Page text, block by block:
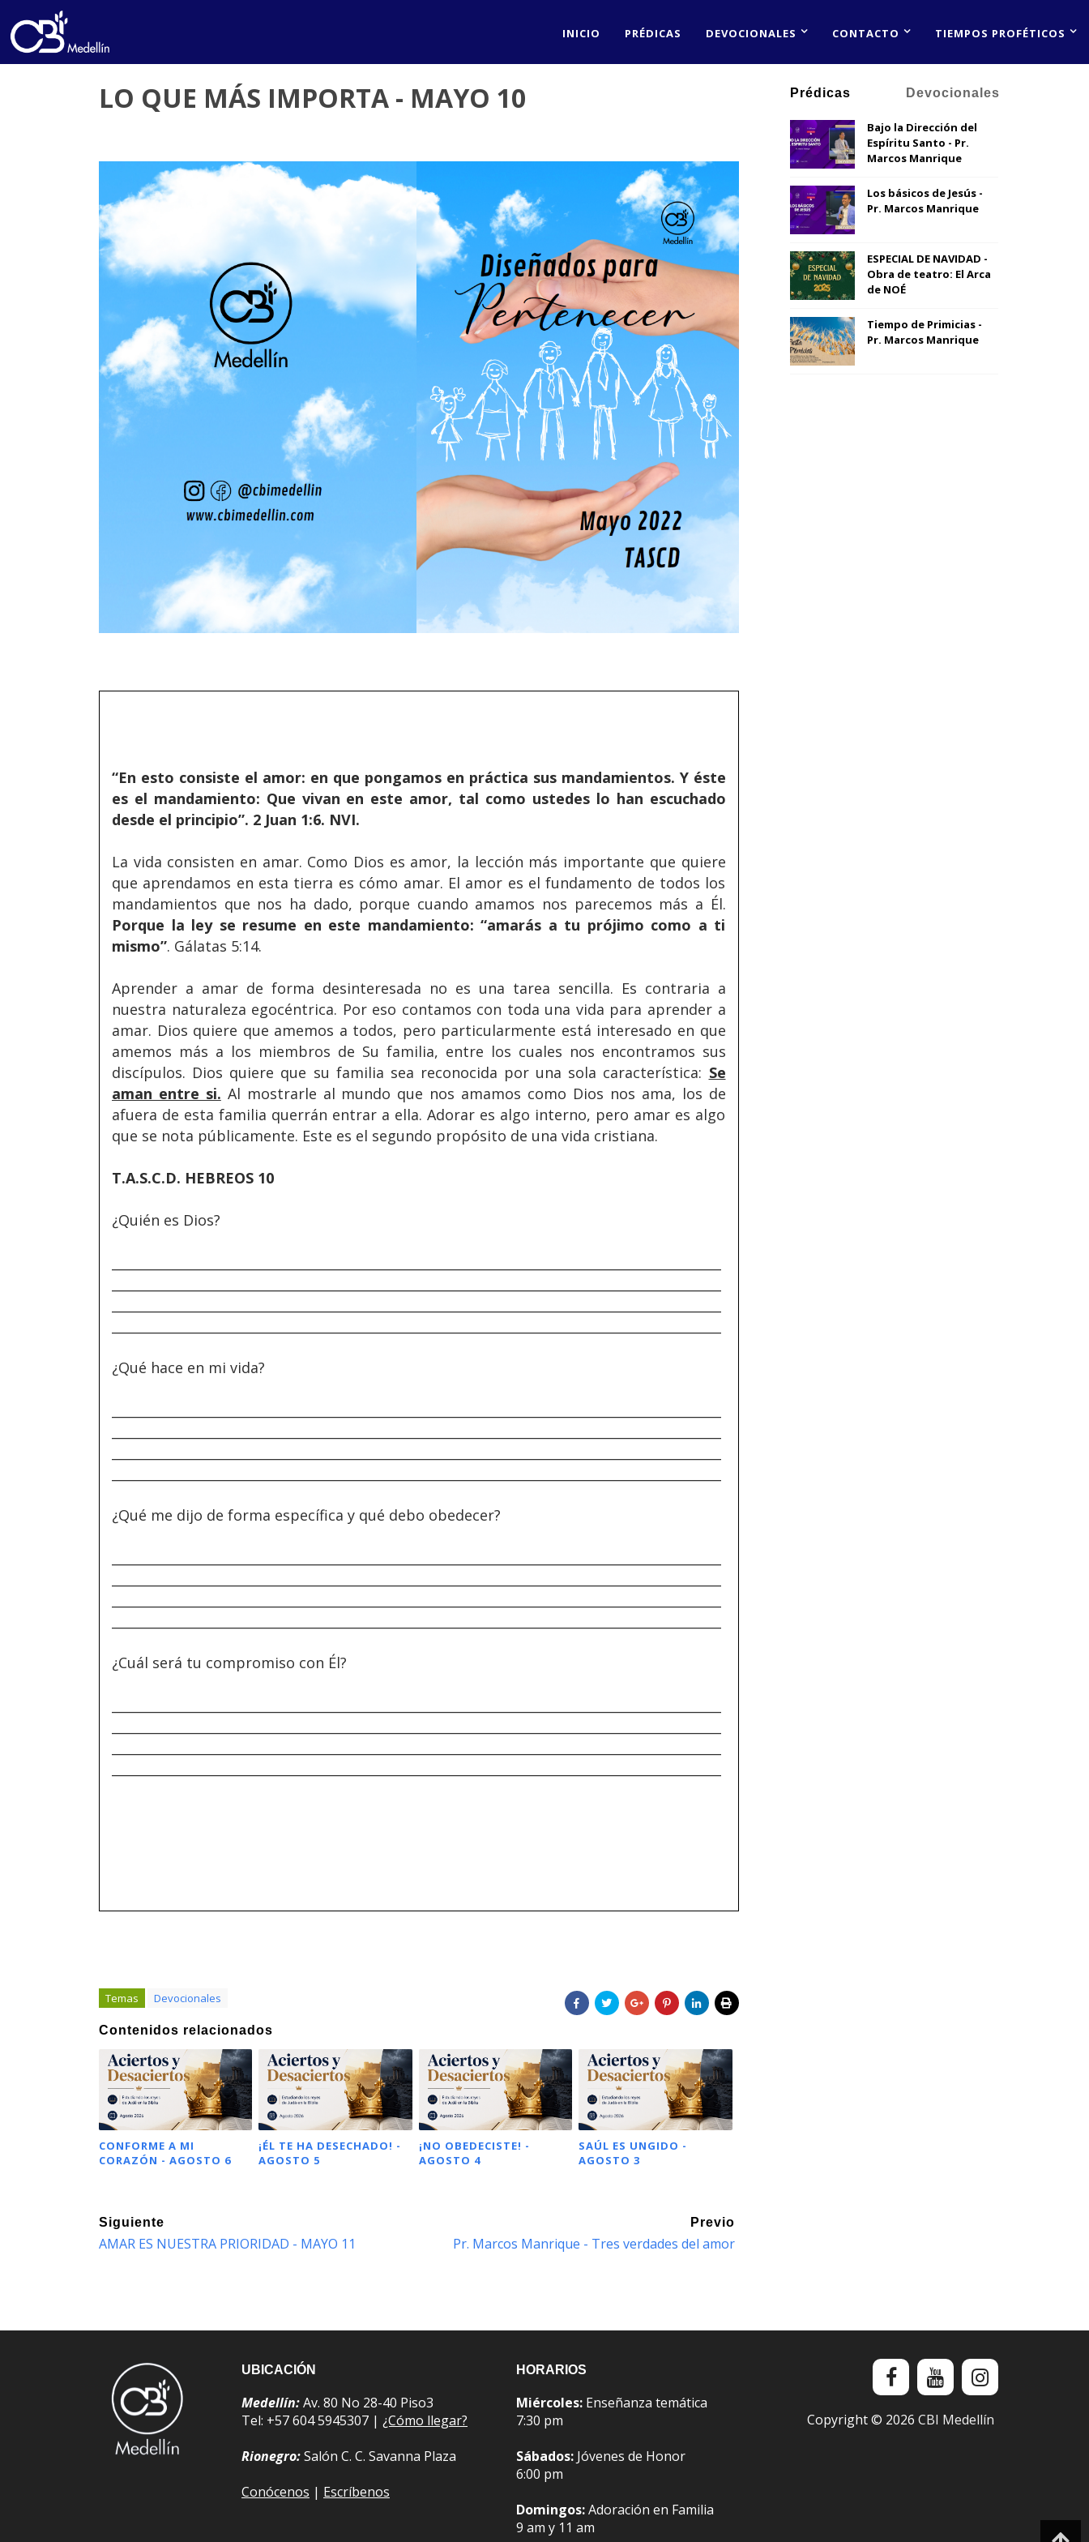
INICIO PRÉDICAS DEVOCIONALES CONTACTO TIEMPOS PROFÉTICOS
LO QUE MÁS IMPORTA - MAYO 10
“En esto consiste el amor: en que pongamos en práctica sus mandamientos. Y éste
es el mandamiento: Que vivan en este amor, tal como ustedes lo han escuchado
desde el principio”. 2 Juan 1:6. NVI.
La vida consisten en amar. Como Dios es amor, la lección más importante que quiere
que aprendamos en esta tierra es cómo amar. El amor es el fundamento de todos los
mandamientos que nos ha dado, porque cuando amamos nos parecemos más a Él.
Porque la ley se resume en este mandamiento: “amarás a tu prójimo como a ti
mismo”. Gálatas 5:14.
Aprender a amar de forma desinteresada no es una tarea sencilla. Es contraria a
nuestra naturaleza egocéntrica. Por eso contamos con toda una vida para aprender a
amar. Dios quiere que amemos a todos, pero particularmente está interesado en que
amemos más a los miembros de Su familia, entre los cuales nos encontramos sus
discípulos. Dios quiere que su familia sea reconocida por una sola característica: Se
aman entre si. Al mostrarle al mundo que nos amamos como Dios nos ama, los de
afuera de esta familia querrán entrar a ella. Adorar es algo interno, pero amar es algo
que se nota públicamente. Este es el segundo propósito de una vida cristiana.
T.A.S.C.D. HEBREOS 10
¿Quién es Dios?
¿Qué hace en mi vida?
¿Qué me dijo de forma específica y qué debo obedecer?
¿Cuál será tu compromiso con Él?
Temas Devocionales
Contenidos relacionados
CONFORME A MI
CORAZÓN - AGOSTO 6
¡ÉL TE HA DESECHADO! -
AGOSTO 5
¡NO OBEDECISTE! -
AGOSTO 4
SAÚL ES UNGIDO -
AGOSTO 3
Siguiente
AMAR ES NUESTRA PRIORIDAD - MAYO 11
Previo
Pr. Marcos Manrique - Tres verdades del amor
Prédicas Devocionales
Bajo la Dirección del
Espíritu Santo - Pr.
Marcos Manrique
Los básicos de Jesús -
Pr. Marcos Manrique
ESPECIAL DE NAVIDAD -
Obra de teatro: El Arca
de NOÉ
Tiempo de Primicias -
Pr. Marcos Manrique
UBICACIÓN
Medellín:Av. 80 No 28-40 Piso3
Tel: +57 604 5945307 | ¿Cómo llegar?
Rionegro:Salón C. C. Savanna Plaza
Conócenos | Escríbenos
HORARIOS
Miércoles: Enseñanza temática
7:30 pm
Sábados: Jóvenes de Honor
6:00 pm
Domingos:Adoración en Familia
9 am y 11 am
Copyright © 2026 CBI Medellín